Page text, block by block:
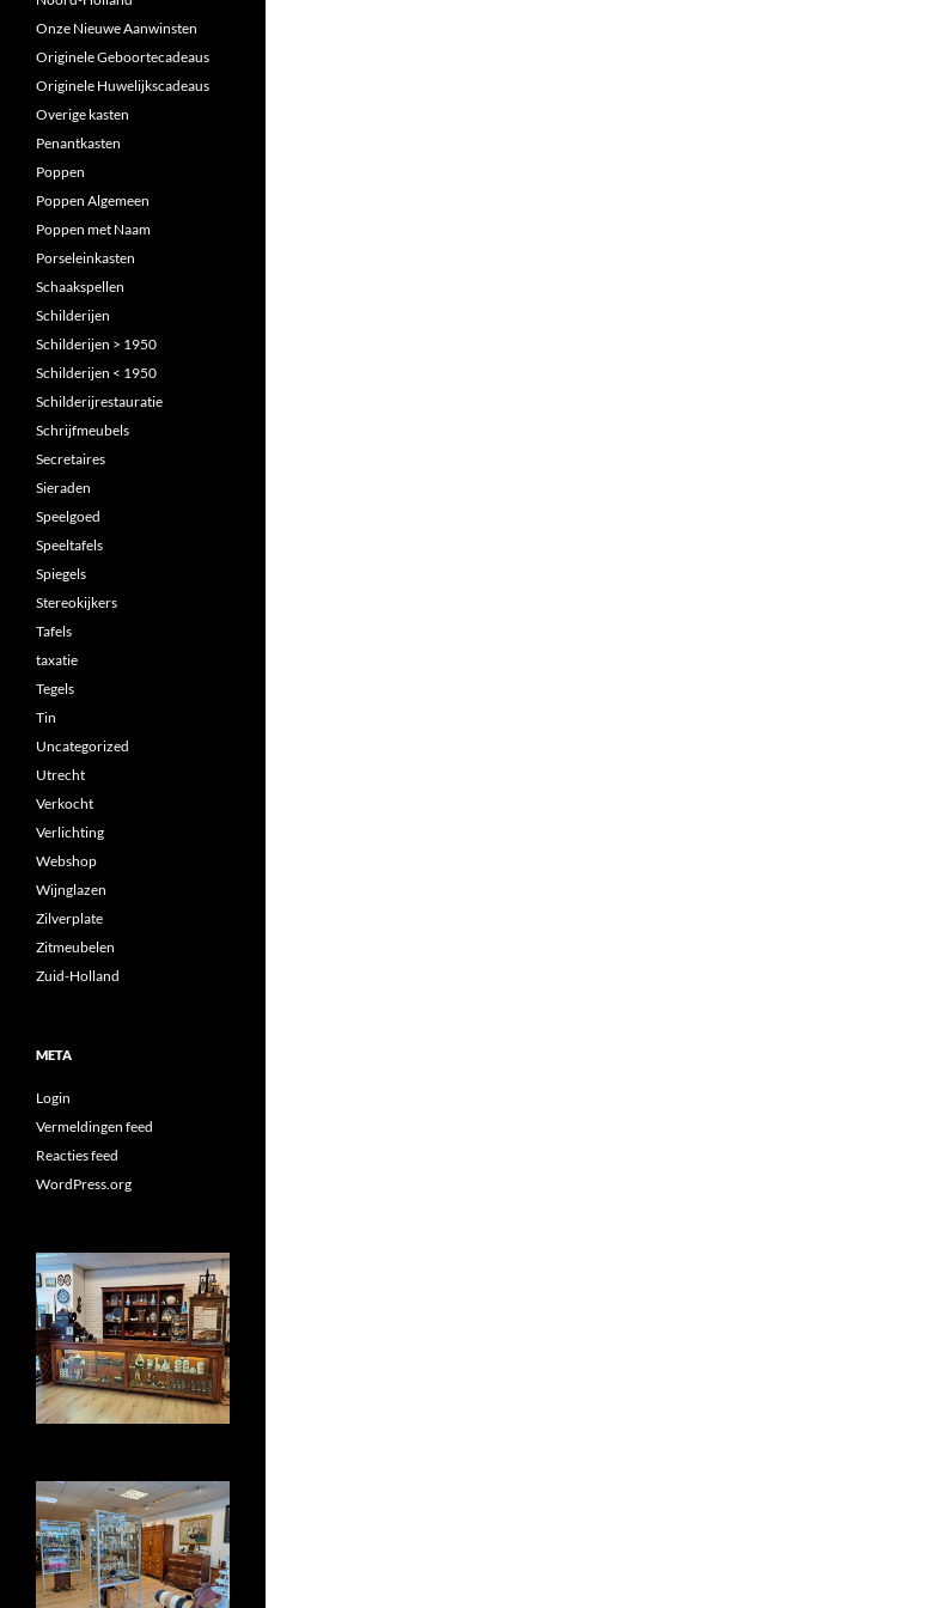
Onze Nieuwe Aanwinsten
Originele Geboortecadeaus
Originele Huwelijkscadeaus
Overige kasten
Penantkasten
Poppen
Poppen Algemeen
Poppen met Naam
Porseleinkasten
Schaakspellen
Schilderijen
Schilderijen > 1950
Schilderijen < 1950
Schilderijrestauratie
Schrijfmeubels
Secretaires
Sieraden
Speelgoed
Speeltafels
Spiegels
Stereokijkers
Tafels
taxatie
Tegels
Tin
Uncategorized
Utrecht
Verkocht
Verlichting
Webshop
Wijnglazen
Zilverplate
Zitmeubelen
Zuid-Holland
META
Login
Vermeldingen feed
Reacties feed
WordPress.org